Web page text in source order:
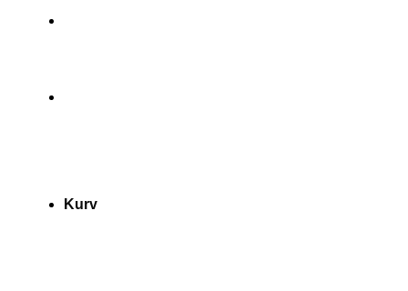
Kurv